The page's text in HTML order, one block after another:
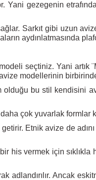
gezegenin
Sarkıt gibi uzun
aydınlatmasında
seçtiniz. Yani artık
modellerinin
olduğu bu stil
daha çok yuvarlak
Etnik avize de
his vermek için sıklıkla
adlandırılır. Ancak